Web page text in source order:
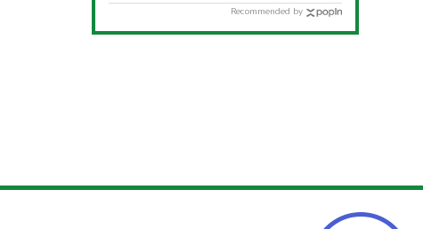
道府県別「夏季休暇
Recommended by